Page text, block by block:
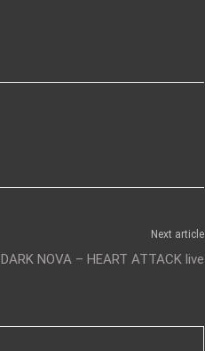
Next article
DARK NOVA – HEART ATTACK live